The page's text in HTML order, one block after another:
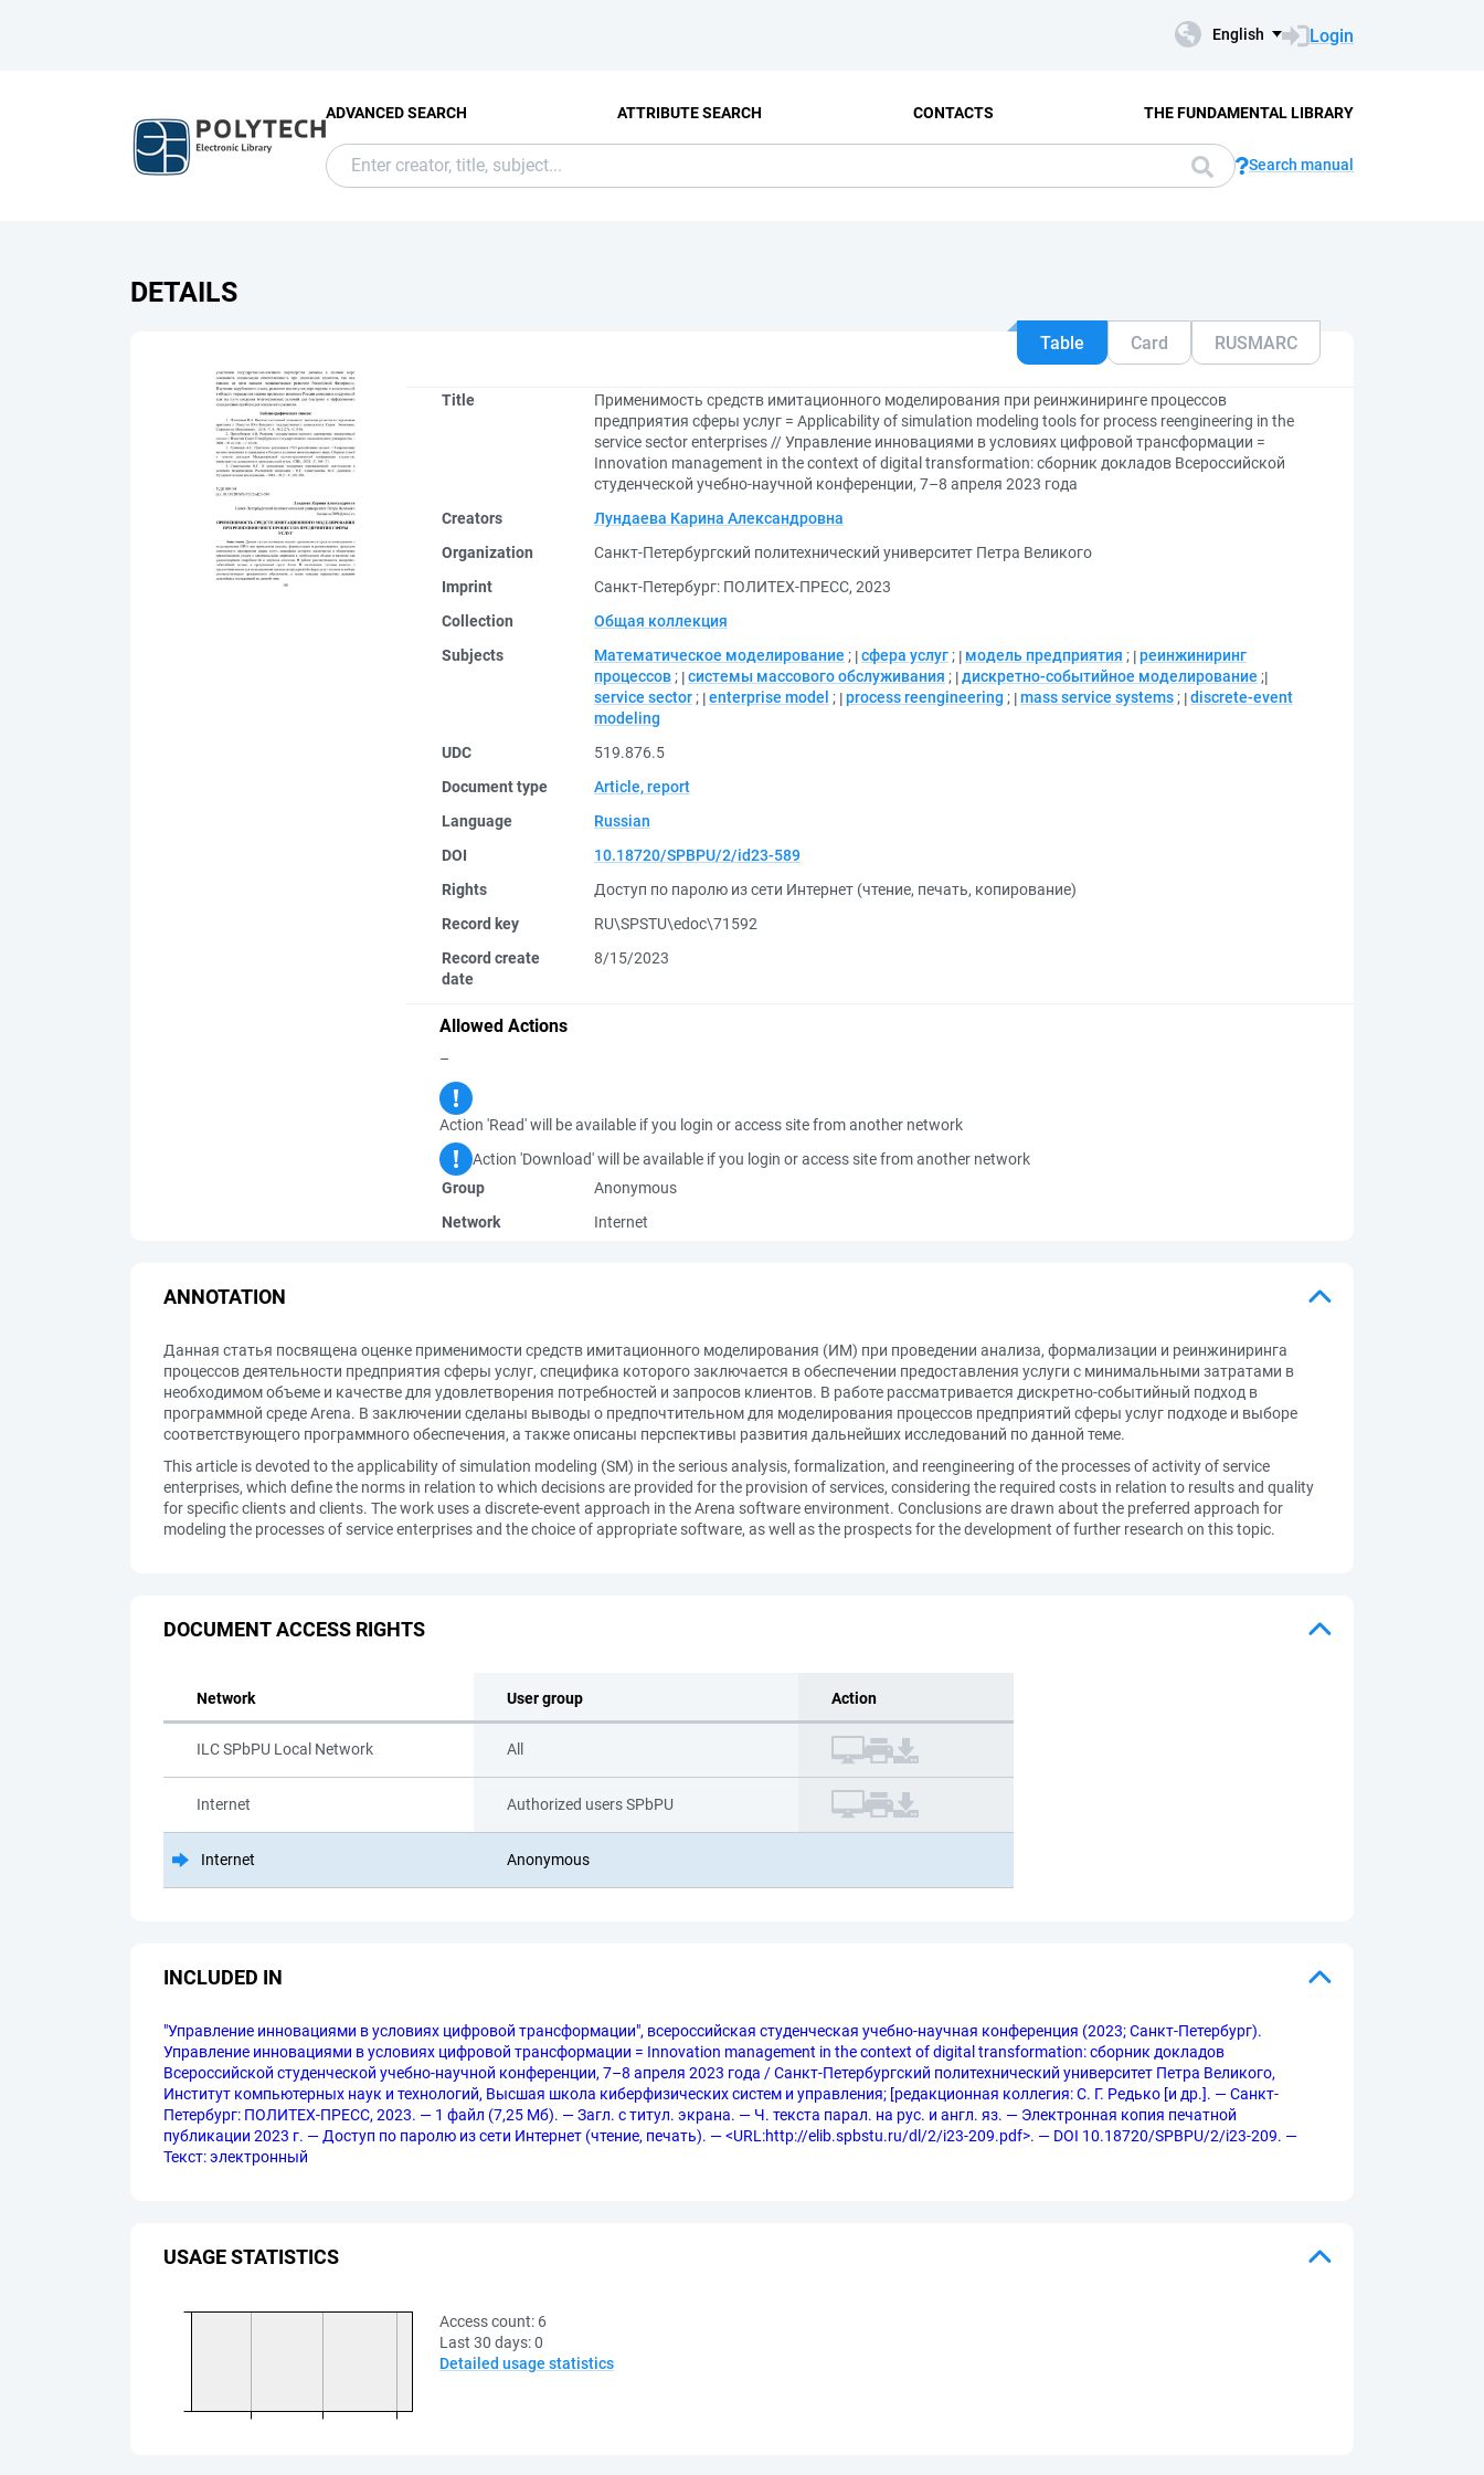
English Login
ADVANCED SEARCH ATTRIBUTE SEARCH CONTACTS THE FUNDAMENTAL LIBRARY
Search manual
DETAILS
Table Card RUSMARC
Title
Применимость средств имитационного моделирования при реинжиниринге процессов
предприятия сферы услуг = Applicability of simulation modeling tools for process reengineering in the
service sector enterprises // Управление инновациями в условиях цифровой трансформации =
Innovation management in the context of digital transformation: сборник докладов Всероссийской
студенческой учебно-научной конференции, 7–8 апреля 2023 года
Creators
Лундаева Карина Александровна
Organization
Санкт-Петербургский политехнический университет Петра Великого
Imprint
Санкт-Петербург: ПОЛИТЕХ-ПРЕСС, 2023
Collection
Общая коллекция
Subjects
Математическое моделирование ; сфера услуг ; модель предприятия ; реинжиниринг
процессов ; системы массового обслуживания ; дискретно-событийное моделирование ;
service sector ; enterprise model ; process reengineering ; mass service systems ; discrete-event
modeling
UDC
519.876.5
Document type
Article, report
Language
Russian
DOI
10.18720/SPBPU/2/id23-589
Rights
Доступ по паролю из сети Интернет (чтение, печать, копирование)
Record key
RU\SPSTU\edoc\71592
Record create
date
8/15/2023
Allowed Actions
–
Action 'Read' will be available if you login or access site from another network
Action 'Download' will be available if you login or access site from another network
Group
Anonymous
Network
Internet
ANNOTATION
Данная статья посвящена оценке применимости средств имитационного моделирования (ИМ) при проведении анализа, формализации и реинжиниринга
процессов деятельности предприятия сферы услуг, специфика которого заключается в обеспечении предоставления услуги с минимальными затратами в
необходимом объеме и качестве для удовлетворения потребностей и запросов клиентов. В работе рассматривается дискретно-событийный подход в
программной среде Arena. В заключении сделаны выводы о предпочтительном для моделирования процессов предприятий сферы услуг подходе и выборе
соответствующего программного обеспечения, а также описаны перспективы развития дальнейших исследований по данной теме.
This article is devoted to the applicability of simulation modeling (SM) in the serious analysis, formalization, and reengineering of the processes of activity of service
enterprises, which define the norms in relation to which decisions are provided for the provision of services, considering the required costs in relation to results and quality
for specific clients and clients. The work uses a discrete-event approach in the Arena software environment. Conclusions are drawn about the preferred approach for
modeling the processes of service enterprises and the choice of appropriate software, as well as the prospects for the development of further research on this topic.
DOCUMENT ACCESS RIGHTS
Network User group Action
ILC SPbPU Local Network All
Internet Authorized users SPbPU
Internet Anonymous
INCLUDED IN
"Управление инновациями в условиях цифровой трансформации", всероссийская студенческая учебно-научная конференция (2023; Санкт-Петербург).
Управление инновациями в условиях цифровой трансформации = Innovation management in the context of digital transformation: сборник докладов
Всероссийской студенческой учебно-научной конференции, 7–8 апреля 2023 года / Санкт-Петербургский политехнический университет Петра Великого,
Институт компьютерных наук и технологий, Высшая школа киберфизических систем и управления; [редакционная коллегия: С. Г. Редько [и др.]. — Санкт-
Петербург: ПОЛИТЕХ-ПРЕСС, 2023. — 1 файл (7,25 Мб). — Загл. с титул. экрана. — Ч. текста парал. на рус. и англ. яз. — Электронная копия печатной
публикации 2023 г. — Доступ по паролю из сети Интернет (чтение, печать). — <URL:http://elib.spbstu.ru/dl/2/i23-209.pdf>. — DOI 10.18720/SPBPU/2/i23-209. —
Текст: электронный
USAGE STATISTICS
Access count: 6
Last 30 days:0
Detailed usage statistics